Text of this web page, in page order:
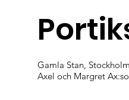
Gamla Stan, Stockholm
Axel och Margret